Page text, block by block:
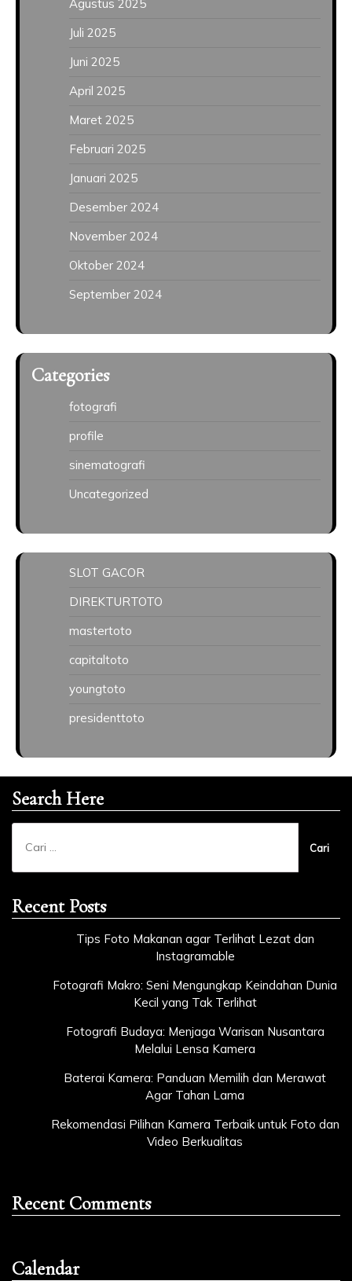
Agustus 2025
Juli 2025
Juni 2025
April 2025
Maret 2025
Februari 2025
Januari 2025
Desember 2024
November 2024
Oktober 2024
September 2024
Categories
fotografi
profile
sinematografi
Uncategorized
SLOT GACOR
DIREKTURTOTO
mastertoto
capitaltoto
youngtoto
presidenttoto
Search Here
untuk:
Recent Posts
Tips Foto Makanan agar Terlihat Lezat dan
Instagramable
Fotografi Makro: Seni Mengungkap Keindahan Dunia
Kecil yang Tak Terlihat
Fotografi Budaya: Menjaga Warisan Nusantara
Melalui Lensa Kamera
Baterai Kamera: Panduan Memilih dan Merawat
Agar Tahan Lama
Rekomendasi Pilihan Kamera Terbaik untuk Foto dan
Video Berkualitas
Recent Comments
Calendar